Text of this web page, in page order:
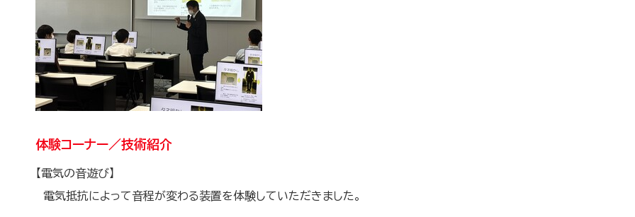
体験コーナー／技術紹介
【電気の音遊び】
電気抵抗によって音程が変わる装置を体験していただきました。